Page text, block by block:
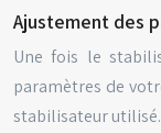
Ajustement des
Une fois le
paramètres de
stabilisateur